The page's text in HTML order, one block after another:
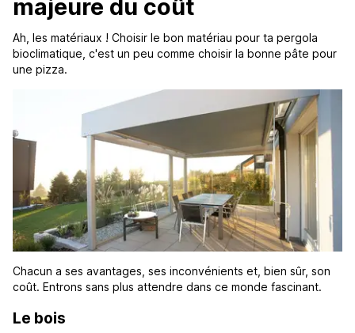
majeure du coût
Ah, les matériaux ! Choisir le bon matériau pour ta pergola
bioclimatique, c'est un peu comme choisir la bonne pâte pour
une pizza.
Chacun a ses avantages, ses inconvénients et, bien sûr, son
coût. Entrons sans plus attendre dans ce monde fascinant.
Le bois